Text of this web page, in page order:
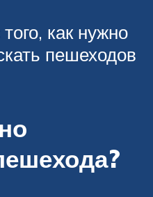
как нужно
пешеходов